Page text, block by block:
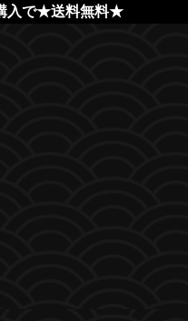
入で★送料無料★